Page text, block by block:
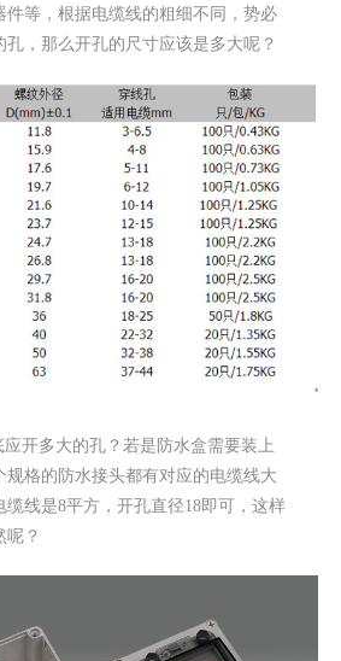
件等，根据电缆线的粗细不同，势必
，那么开孔的尺寸应该是多大呢？
应开多大的孔？若是防水盒需要装上
规格的防水接头都有对应的电缆线大
缆线是8平方，开孔直径18即可，这样
呢？